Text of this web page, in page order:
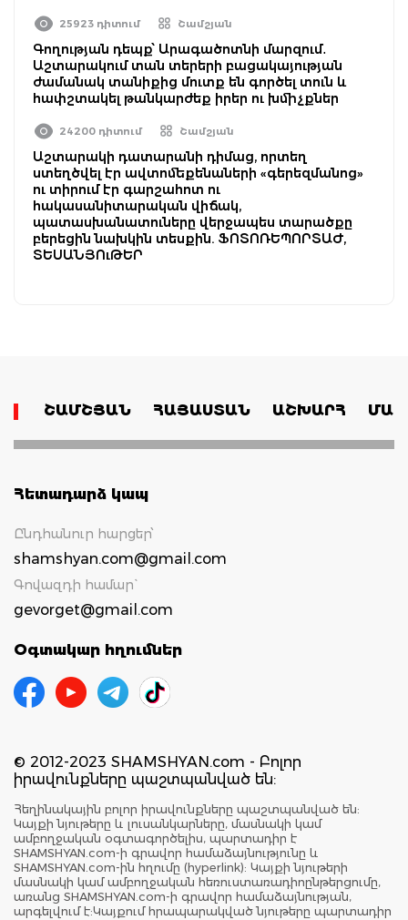
25923 դիտում Շամշյան
Գողության դեպք՝ Արագածոտնի մարզում․
Աշտարակում տան տերերի բացակայության
ժամանակ տանիքից մուտք են գործել տուն և
հափշտակել թանկարժեք իրեր ու խմիչքներ
24200 դիտում Շամշյան
Աշտարակի դատարանի դիմաց, որտեղ
ստեղծվել էր ավտոմեքենաների «գերեզմանոց»
ու տիրում էր գարշահոտ ու
հակասանիտարական վիճակ,
պատասխանատուները վերջապես տարածքը
բերեցին նախկին տեսքին. ՖՈՏՈՌԵՊՈՐՏԱԺ,
ՏԵՍԱՆՅՈւԹԵՐ
ՇԱՄՇՅԱՆ ՀԱՅԱՍՏԱՆ ԱՇԽԱՐՀ
Հետադարձ կապ
Ընդհանուր հարցեր՝
shamshyan.com@gmail.com
Գովազդի համար`
gevorget@gmail.com
Օգտակար հղումներ
© 2012-2023 SHAMSHYAN.com - Բոլոր
իրավունքները պաշտպանված են:
Հեղինակային բոլոր իրավունքները պաշտպանված են:
Կայքի նյութերը և լուսանկարները, մասնակի կամ
ամբողջական օգտագործելիս, պարտադիր է
SHAMSHYAN.com-ի գրավոր համաձայնությունը և
SHAMSHYAN.com-ին հղումը (hyperlink): Կայքի նյութերի
մասնակի կամ ամբողջական հեռուստառադիոընթերցումը,
առանց SHAMSHYAN.com-ի գրավոր համաձայնության,
արգելվում է:Կայքում հրապարակված նյութերը պարտադիր